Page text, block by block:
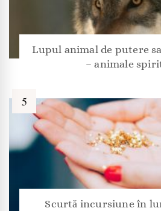
Lupul animal de putere
– animale
Scurtă incursiune în